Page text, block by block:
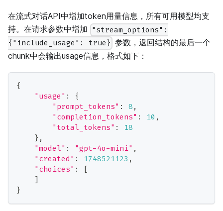
在流式对话API中增加token用量信息，所有可用模型均支
持。在请求参数中增加 "stream_options":
{"include_usage": true} 参数，返回结构的最后一个
chunk中会输出usage信息，格式如下：
{
"usage" :
{
"prompt_tokens" : 8 ,
"completion_tokens" : 10 ,
"total_tokens" :
18
} ,
"model" : "gpt-4o-mini" ,
"created" : 1748521123 ,
"choices" :
[
]
}